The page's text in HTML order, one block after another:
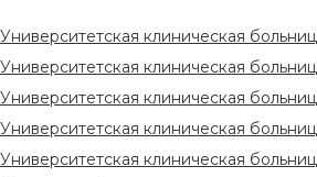
Университетская клиническая
Университетская клиническая
Университетская клиническая
Университетская клиническая
Университетская клиническая